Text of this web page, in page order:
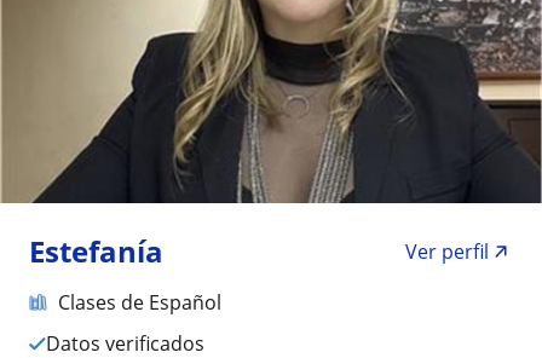
Estefanía
Ver perfil
Clases de Español
Datos verificados